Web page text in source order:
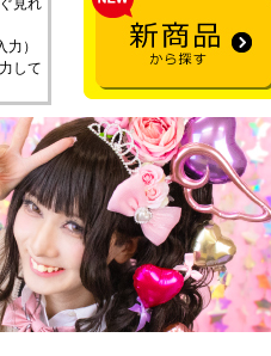
見れ
）
して